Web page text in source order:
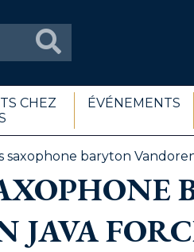
CHEZ
ÉVÉNEMENTS
saxophone baryton
JAVA